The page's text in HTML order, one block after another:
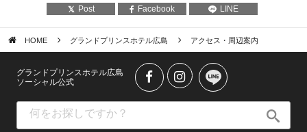
Post Facebook LINE
HOME グランドプリンスホテル広島 アクセス・周辺案内
グランドプリンスホテル広島
ソーシャル公式